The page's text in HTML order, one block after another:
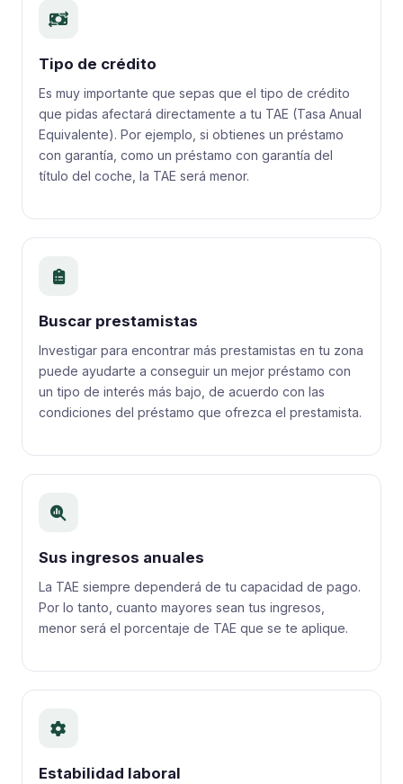
Tipo de crédito
Es muy importante que sepas que el tipo de crédito
que pidas afectará directamente a tu TAE (Tasa Anual
Equivalente). Por ejemplo, si obtienes un préstamo
con garantía, como un préstamo con garantía del
título del coche, la TAE será menor.
Buscar prestamistas
Investigar para encontrar más prestamistas en tu zona
puede ayudarte a conseguir un mejor préstamo con
un tipo de interés más bajo, de acuerdo con las
condiciones del préstamo que ofrezca el prestamista.
Sus ingresos anuales
La TAE siempre dependerá de tu capacidad de pago.
Por lo tanto, cuanto mayores sean tus ingresos,
menor será el porcentaje de TAE que se te aplique.
Estabilidad laboral